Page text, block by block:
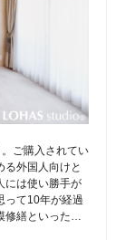
ご購入されてい
外国人向けと
には使い勝手が
って10年が経過
修繕といった…